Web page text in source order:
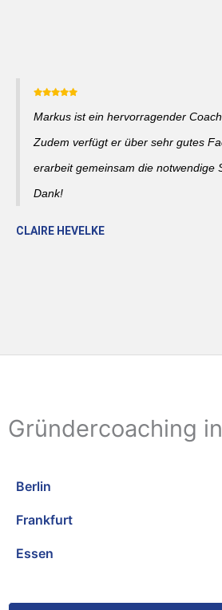
Markus ist ein hervorragender
Zudem verfügt er über sehr gutes
erarbeit gemeinsam die notwendige
Dank!
CLAIRE HEVELKE
Gründercoaching
Berlin
Frankfurt
Essen